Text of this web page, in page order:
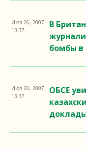
В
бомбы в
Июл 26, 2007
13:37
ОБСЕ
Июл 26, 2007
13:37